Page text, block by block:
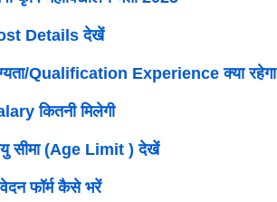
Details देखें
Qualification Experience क्या रहेगा
कितनी मिलेगी
सीमा (Age Limit ) देखें
फॉर्म कैसे भरें